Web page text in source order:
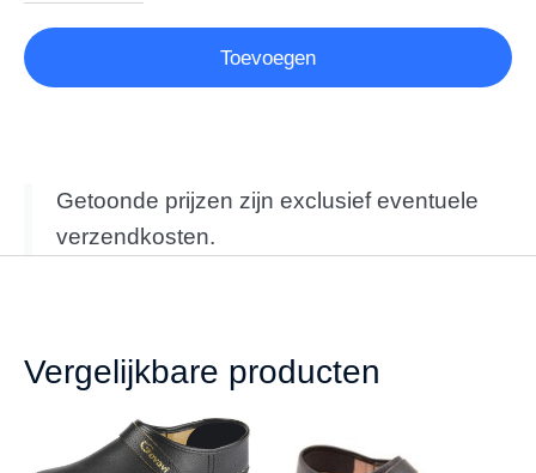
Toevoegen
Getoonde prijzen zijn exclusief eventuele
verzendkosten.
Vergelijkbare producten